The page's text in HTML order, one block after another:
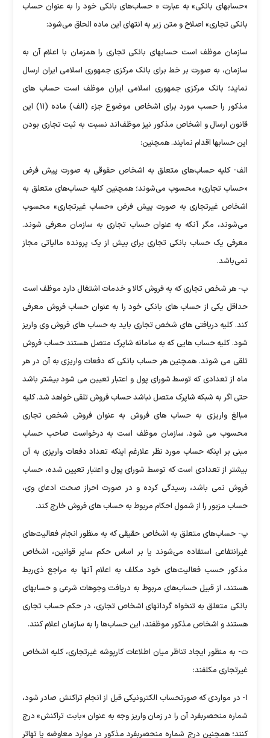
«حسابهای بانکی» به عبارت « حساب‌های بانکی خود را به عنوان حساب
بانکی تجاری» اصلاح و متن زیر به انتهای این ماده الحاق می‌شود:
سازمان موظف است حسابهای بانکی تجاری را همزمان با اعلام آن به
سازمان، به صورت بر خط برای بانک مرکزی جمهوری اسلامی ایران ارسال
نماید؛ بانک مرکزی جمهوری اسلامی ایران موظف است حساب های
مذکور را حسب مورد برای اشخاص موضوع جزء (الف) ماده (۱۱) این
قانون ارسال و اشخاص مذکور نیز موظف‌اند نسبت به ثبت تجاری بودن
این حسابها اقدام نمایند. همچنین:
الف- کلیه حساب‌های متعلق به اشخاص حقوقی به صورت پیش فرض
«حساب تجاری» محسوب می‌شوند؛ همچنین کلیه حساب‌های متعلق به
اشخاص غیرتجاری به صورت پیش فرض «حساب غیرتجاری» محسوب
می‌شوند، مگر آنکه به عنوان حساب تجاری به سازمان معرفی شوند.
معرفی یک حساب بانکی تجاری برای بیش از یک پرونده مالیاتی مجاز
نمی‌باشد.
ب- هر شخص تجاری که به فروش کالا و خدمات اشتغال دارد موظف است
حداقل یکی از حساب های بانکی خود را به عنوان حساب فروش معرفی
کند. کلیه دریافتی های شخص تجاری باید به حساب های فروش وی واریز
شود. کلیه حساب هایی که به سامانه شاپرک متصل هستند حساب فروش
تلقی می شوند. همچنین هر حساب بانکی که دفعات واریزی به آن در هر
ماه از تعدادی که توسط شورای پول و اعتبار تعیین می شود بیشتر باشد
حتی اگر به شبکه شاپرک متصل نباشد حساب فروش تلقی خواهد شد. کلیه
مبالغ واریزی به حساب های فروش به عنوان فروش شخص تجاری
محسوب می شود. سازمان موظف است به درخواست صاحب حساب
مبنی بر اینکه حساب مورد نظر علارغم اینکه تعداد دفعات واریزی به آن
بیشتر از تعدادی است که توسط شورای پول و اعتبار تعیین شده، حساب
فروش نمی باشد، رسیدگی کرده و در صورت احراز صحت ادعای وی،
حساب مزبور را از شمول احکام مربوط به حساب های فروش خارج کند.
پ- حساب‌های متعلق به اشخاص حقیقی که به منظور انجام فعالیت‌های
غیرانتفاعی استفاده می‌شوند یا بر اساس حکم سایر قوانین، اشخاص
مذکور حسب فعالیت‌های خود مکلف به اعلام آنها به مراجع ذی‌ربط
هستند، از قبیل حساب‌های مربوط به دریافت وجوهات شرعی و حساب‎های
بانکی متعلق به تنخواه گردان‎های اشخاص تجاری، در حکم حساب تجاری
هستند و اشخاص مذکور موظفند، این حساب‌ها را به سازمان اعلام کنند.
ت- به منظور ایجاد تناظر میان اطلاعات کارپوشه غیرتجاری، کلیه اشخاص
غیرتجاری مکلفند:
۱- در مواردی که صورتحساب الکترونیکی قبل از انجام تراکنش صادر شود،
شماره منحصربفرد آن را در زمان واریز وجه به عنوان «بابت تراکنش» درج
کنند؛ همچنین درج شماره منحصربفرد مذکور در موارد معاوضه یا تهاتر